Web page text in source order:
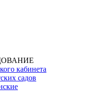
кабинета
садов